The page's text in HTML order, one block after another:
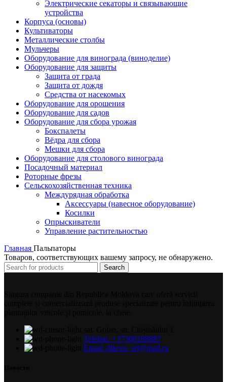
Электрические секаторы и связывающие
устройства
Корпуса (основы)
Культиваторы
Металлические столбы
Мульчеры
Оборудование для винограда (виноделие)
Оборудование для защиты
Защита от града
Защита от дождя
Средства от насекомых
Оборудование для орошения
Оборудование для садов
Оборудование для сбора урожая
Бокспалеты
Вёдра для сбора
Мешки для сбора
Оборудование для столового винограда
Посадочный материал
Роторные фрезы
Сельскохозяйственная техника
Междурядная обработка
Аксессуары (навесное оборудование)
Косилки
Опрыскиватели
Управление растительностью
Главная Пальпаторы
Товаров, соответствующих вашему запросу, не обнаружено.
Search
Telefon: +37360188887
Email: dilexis_srl@mail.ru